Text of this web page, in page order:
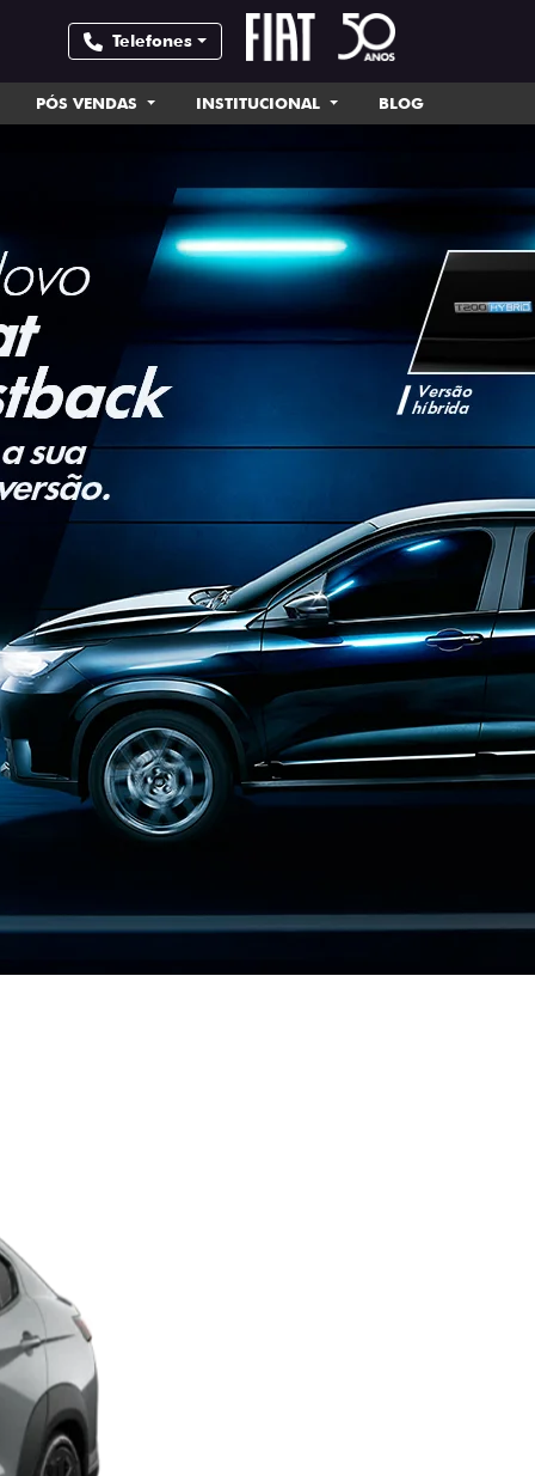
Telefones
PÓS VENDAS INSTITUCIONAL BLOG